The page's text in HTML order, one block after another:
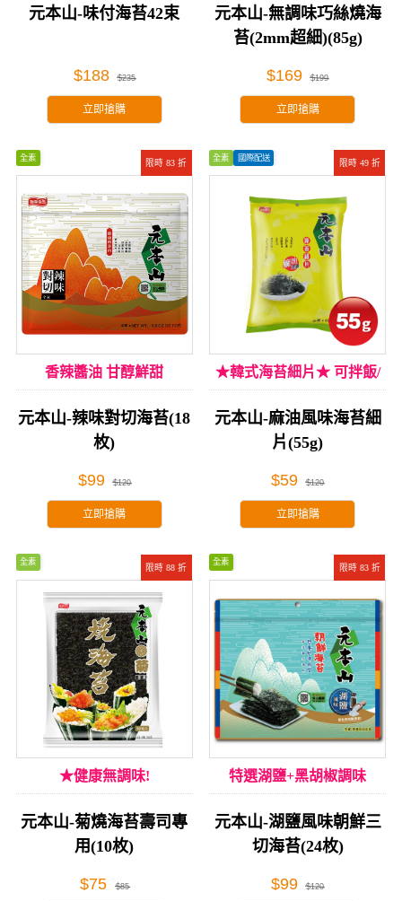
元本山-味付海苔42束
$188 $235
立即搶購
元本山-無調味巧絲燒海
苔(2mm超細)(85g)
$169 $199
立即搶購
限時 83 折
全素
香辣醬油 甘醇鮮甜
元本山-辣味對切海苔(18
枚)
$99 $120
立即搶購
限時 49 折
全素 國際配送
★韓式海苔細片★ 可拌飯/
入菜！
元本山-麻油風味海苔細
片(55g)
$59 $120
立即搶購
限時 88 折
全素
★健康無調味!
元本山-菊燒海苔壽司專
用(10枚)
$75 $85
限時 83 折
全素
特選湖鹽+黑胡椒調味
元本山-湖鹽風味朝鮮三
切海苔(24枚)
$99 $120